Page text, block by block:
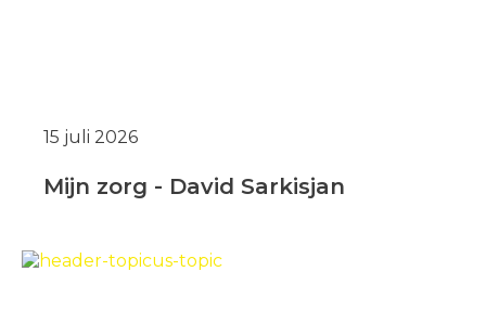
15 juli 2026
Mijn zorg - David Sarkisjan